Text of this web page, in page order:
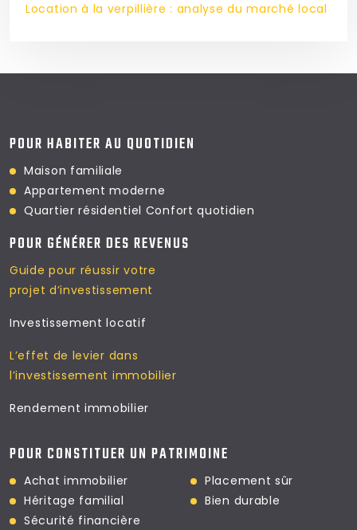
Location à la verpillière : analyse du marché local
POUR HABITER AU QUOTIDIEN
Maison familiale
Appartement moderne
Quartier résidentiel Confort quotidien
POUR GÉNÉRER DES REVENUS
Guide pour réussir votre
projet d’investissement
Investissement locatif
L’effet de levier dans
l’investissement immobilier
Rendement immobilier
POUR CONSTITUER UN PATRIMOINE
Achat immobilier
Héritage familial
Sécurité financière
Placement sûr
Bien durable